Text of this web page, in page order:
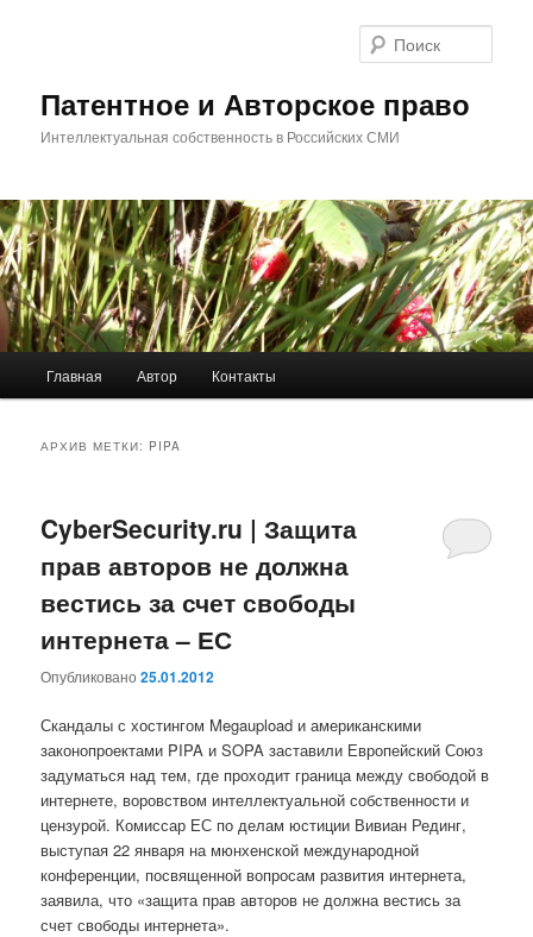
Патентное и Авторское право
Интеллектуальная собственность в Российских СМИ
Главная Автор Контакты
АРХИВ МЕТКИ: PIPA
CyberSecurity.ru | Защита
прав авторов не должна
вестись за счет свободы
интернета – ЕС
Опубликовано25.01.2012
Скандалы с хостингом Megaupload и американскими
законопроектами PIPA и SOPA заставили Европейский Союз
задуматься над тем, где проходит граница между свободой в
интернете, воровством интеллектуальной собственности и
цензурой. Комиссар ЕС по делам юстиции Вивиан Рединг,
выступая 22 января на мюнхенской международной
конференции, посвященной вопросам развития интернета,
заявила, что «защита прав авторов не должна вестись за
счет свободы интернета».